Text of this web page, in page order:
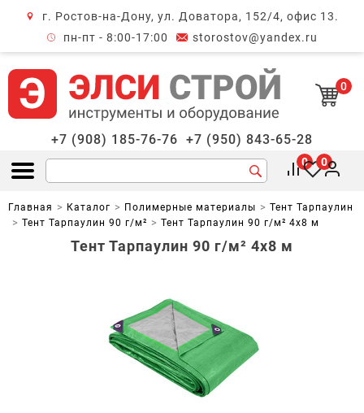
г. Ростов-на-Дону, ул. Доватора, 152/4, офис 13.
пн-пт - 8:00-17:00
storostov@yandex.ru
0
+7 (908) 185-76-76 +7 (950) 843-65-28
Открыть меню
0 0
Главная Каталог Полимерные материалы
Тент Тарпаулин
Тент Тарпаулин 90 г/м²
Тент Тарпаулин 90 г/м² 4х8 м
Тент Тарпаулин 90 г/м² 4х8 м